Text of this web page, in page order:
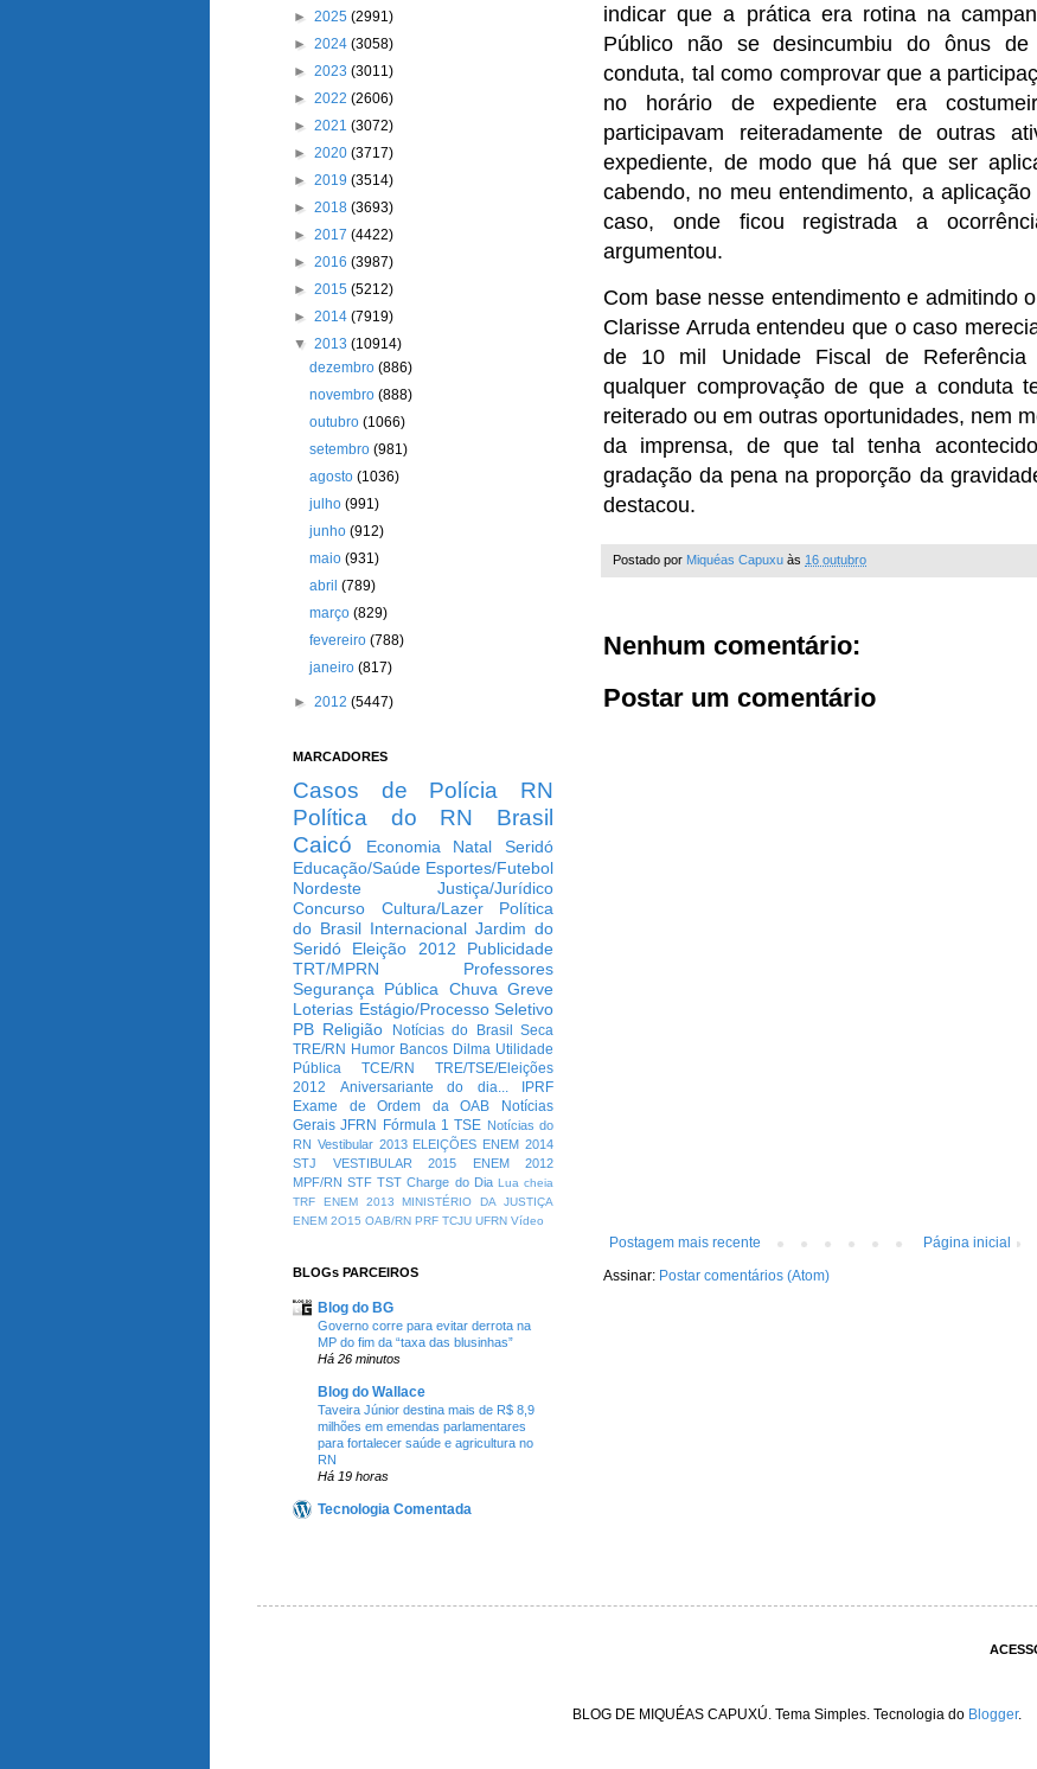
indicar que a prática era rotina na
Público não se desincumbiu do ônus
conduta, tal como comprovar que a
no horário de expediente era
participavam reiteradamente de outras
expediente, de modo que há que ser
cabendo, no meu entendimento, a
caso, onde ficou registrada a
argumentou.
Com base nesse entendimento e admitindo
Clarisse Arruda entendeu que o caso
de 10 mil Unidade Fiscal de Referência
qualquer comprovação de que a conduta
reiterado ou em outras oportunidades, nem
da imprensa, de que tal tenha
gradação da pena na proporção da
destacou.
Postado por Miquéas Capuxu às 16 outubro
Nenhum comentário:
Postar um comentário
Postagem mais recente
Página inicial
Assinar: Postar comentários (Atom)
► 2025 (2991)
► 2024 (3058)
► 2023 (3011)
► 2022 (2606)
► 2021 (3072)
► 2020 (3717)
► 2019 (3514)
► 2018 (3693)
► 2017 (4422)
► 2016 (3987)
► 2015 (5212)
► 2014 (7919)
▼ 2013 (10914)
dezembro(886)
novembro(888)
outubro(1066)
setembro(981)
agosto(1036)
julho(991)
junho(912)
maio(931)
abril(789)
março(829)
fevereiro(788)
janeiro(817)
► 2012 (5447)
MARCADORES
Casos de Polícia
RN
Política do RN
Brasil
Caicó
Economia Natal
Seridó
Educação/Saúde Esportes/Futebol
Nordeste
Justiça/Jurídico
Concurso
Cultura/Lazer
Política
do Brasil Internacional Jardim do
Seridó
Eleição 2012
Publicidade
TRT/MPRN
Professores
Segurança Pública Chuva Greve
Loterias Estágio/Processo Seletivo
PB Religião Notícias do Brasil
Seca
TRE/RN Humor Bancos Dilma Utilidade
Pública
TCE/RN
TRE/TSE/Eleições
2012
Aniversariante do dia...
IPRF
Exame de Ordem da OAB
Notícias
Gerais JFRN Fórmula 1 TSE Notícias do
RN Vestibular 2013 ELEIÇÕES ENEM 2014
STJ
VESTIBULAR 2015
ENEM 2012
MPF/RN STF TST Charge do Dia Lua cheia
TRF
ENEM 2013
MINISTÉRIO DA JUSTIÇA
ENEM 2O15 OAB/RN PRF TCJU UFRN Vídeo
BLOGs PARCEIROS
Blog do BG
Governo corre para evitar derrota na
MP do fim da “taxa das blusinhas”
Há 26 minutos
Blog do Wallace
Taveira Júnior destina mais de R$ 8,9
milhões em emendas parlamentares
para fortalecer saúde e agricultura no
RN
Há 19 horas
Tecnologia Comentada
BLOG DE MIQUÉAS CAPUXÚ. Tema Simples. Tecnologia do Blogger.